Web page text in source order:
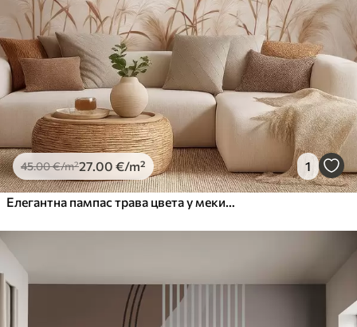
45.00€/m²27.00 €/m² 1
Елегантна пампас трава цвета у меким беж и млечним тоновима